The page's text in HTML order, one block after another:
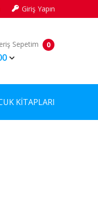
Giriş Yapın
Sepetim 0
KITAPLARI